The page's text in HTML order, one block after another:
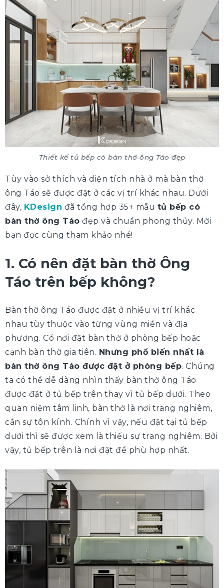
Thiết kế tủ bếp có bàn thờ ông Táo đẹp
Tùy vào sở thích và diện tích nhà ở mà bàn thờ
ông Táo sẽ được đặt ở các vị trí khác nhau. Dưới
đây, KDesign đã tổng hợp 35+ mẫu tủ bếp có
bàn thờ ông Táo đẹp và chuẩn phong thủy. Mời
bạn đọc cùng tham khảo nhé!
1. Có nên đặt bàn thờ Ông
Táo trên bếp không?
Bàn thờ ông Táo được đặt ở nhiều vị trí khác
nhau tùy thuộc vào từng vùng miền và địa
phương. Có nơi đặt bàn thờ ở phòng bếp hoặc
cạnh bàn thờ gia tiên. Nhưng phổ biến nhất là
bàn thờ ông Táo được đặt ở phòng bếp. Chúng
ta có thể dễ dàng nhìn thấy bàn thờ ông Táo
được đặt ở tủ bếp trên thay vì tủ bếp dưới. Theo
quan niệm tâm linh, bàn thờ là nơi trang nghiêm,
cần sự tôn kính. Chính vì vậy, nếu đặt tại tủ bếp
dưới thì sẽ được xem là thiếu sự trang nghiêm. Bởi
vậy, tủ bếp trên là nơi đặt để phù hợp nhất.